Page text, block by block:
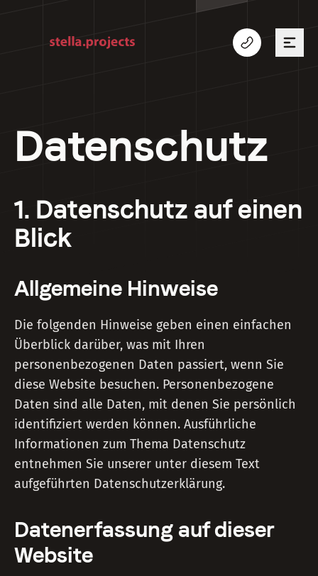
Datenschutz
1. Datenschutz auf einen
Blick
Allgemeine Hinweise
Die folgenden Hinweise geben einen einfachen
Überblick darüber, was mit Ihren
personenbezogenen Daten passiert, wenn Sie
diese Website besuchen. Personenbezogene
Daten sind alle Daten, mit denen Sie persönlich
identifiziert werden können. Ausführliche
Informationen zum Thema Datenschutz
entnehmen Sie unserer unter diesem Text
aufgeführten Datenschutzerklärung.
Datenerfassung auf dieser
Website